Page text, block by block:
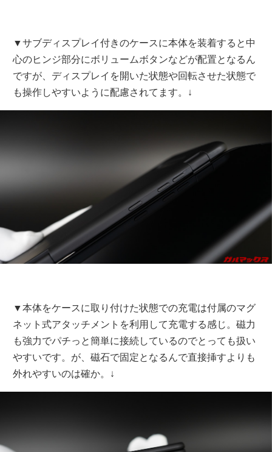
▼サブディスプレイ付きのケースに本体を装着すると中
心のヒンジ部分にボリュームボタンなどが配置となるん
ですが、ディスプレイを開いた状態や回転させた状態で
も操作しやすいように配慮されてます。↓
▼本体をケースに取り付けた状態での充電は付属のマグ
ネット式アタッチメントを利用して充電する感じ。磁力
も強力でパチっと簡単に接続しているのでとっても扱い
やすいです。が、磁石で固定となるんで直接挿すよりも
外れやすいのは確か。↓